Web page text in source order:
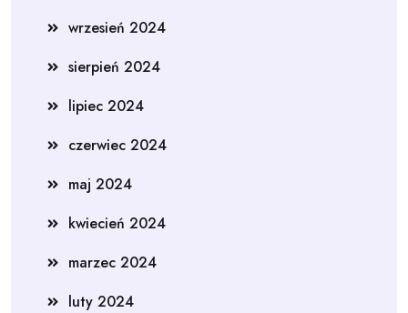
wrzesień 2024
sierpień 2024
lipiec 2024
czerwiec 2024
maj 2024
kwiecień 2024
marzec 2024
luty 2024